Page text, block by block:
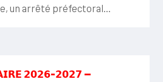
un arrêté préfectoral...
𝟮𝟬𝟮𝟲-𝟮𝟬𝟮𝟳 —